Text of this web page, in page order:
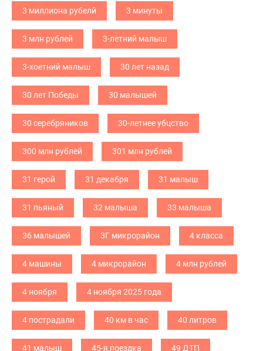
3 миллиона рубелй 3 минуты
3 млн рублей 3-летний малыш
3-хоетний малыш 30 лет назад
30 лет Победы 30 малышей
30 серебряников 30-летнее убцство
300 млн рублей 301 млн рублей
31 герой 31 декабря 31 малыш
31 пьяный 32 малыша 33 малыша
36 малышей 3Г микрорайон 4 класса
4 машины 4 микрорайон 4 млн рублей
4 ноября 4 ноября 2025 года
4 пострадали 40 км в час 40 литров
41 малыш 45-я поездка 49 ДТП